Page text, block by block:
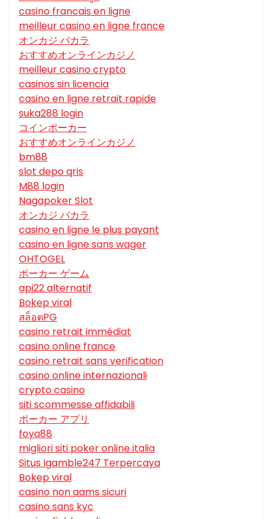
casino francais en ligne
meilleur casino en ligne france
オンカジ バカラ
おすすめオンラインカジノ
meilleur casino crypto
casinos sin licencia
casino en ligne retrait rapide
suka288 login
コインポーカー
おすすめオンラインカジノ
bm88
slot depo qris
M88 login
Nagapoker Slot
オンカジ バカラ
casino en ligne le plus payant
casino en ligne sans wager
OHTOGEL
ポーカー ゲーム
api22 alternatif
Bokep viral
สล็อตPG
casino retrait immédiat
casino online france
casino retrait sans verification
casino online internazionali
crypto casino
siti scommesse affidabili
ポーカー アプリ
foya88
migliori siti poker online italia
Situs Igamble247 Terpercaya
Bokep viral
casino non aams sicuri
casino sans kyc